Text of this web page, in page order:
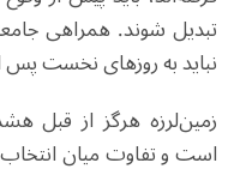
تبدیل شوند. همراهی
نباید به روزهای نخست پس
زمین‌لرزه هرگز از قبل
است و تفاوت میان انتخاب